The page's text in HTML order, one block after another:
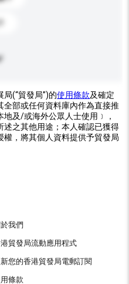
(“貿發局”)的使用條款及確定
部或任何資料庫內作為直接推
及/或海外公眾人士使用﹞，
述之其他用途；本人確認已獲得
，將其個人資料提供予貿發局
我們
貿發局流動應用程式
您的香港貿發局電郵訂閱
條款